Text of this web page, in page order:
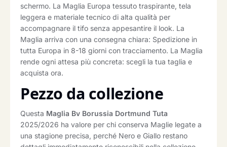
schermo. La Maglia Europa tessuto traspirante, tela
leggera e materiale tecnico di alta qualità per
accompagnare il tifo senza appesantire il look. La
Maglia arriva con una consegna chiara: Spedizione in
tutta Europa in 8-18 giorni con tracciamento. La Maglia
rende ogni attesa più concreta: scegli la tua taglia e
acquista ora.
Pezzo da collezione
Questa Maglia Bv Borussia Dortmund Tuta
2025/2026 ha valore per chi conserva Maglie legate a
una stagione precisa, perché Nero e Giallo restano